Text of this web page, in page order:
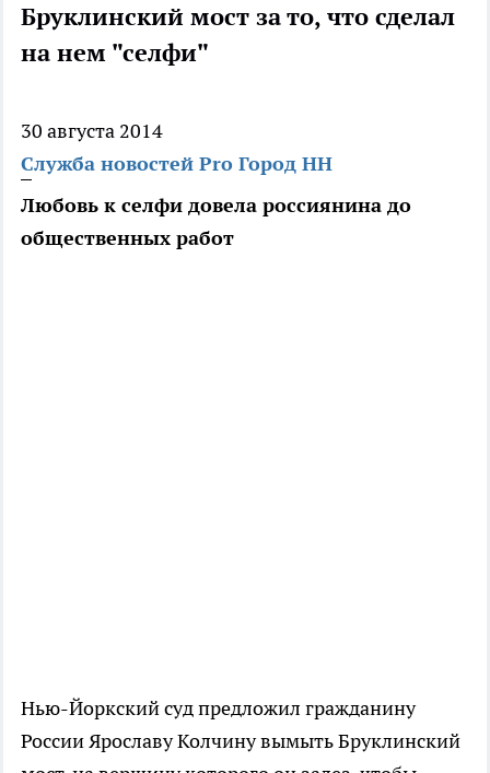
Бруклинский мост за то, что сделал
на нем "селфи"
30 августа 2014
Служба новостей Pro Город НН
Любовь к селфи довела россиянина до
общественных работ
Нью-Йоркский суд предложил гражданину
России Ярославу Колчину вымыть Бруклинский